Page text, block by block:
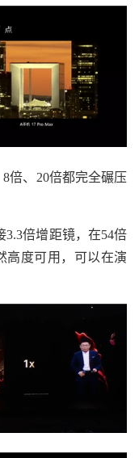
、20倍都完全碾压
倍增距镜，在54倍
高度可用，可以在演